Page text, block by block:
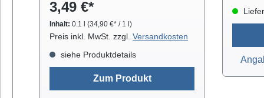
optischen Gläsern. Isopropanol
verdunstet schnell und arbeitet
rückstandsfrei.
3,49 €*
Inhalt: 0.1 l (34,90 €* / 1 l)
Preis inkl. MwSt. zzgl. Versandkosten
siehe Produktdetails
Zum Produkt
breit
breit